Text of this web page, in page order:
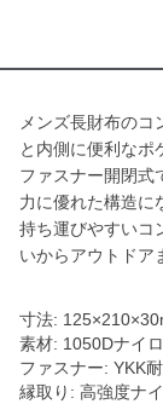
メンズ長財布の
と内側に便利なポ
ファスナー開閉式
力に優れた構造に
持ち運びやすいコ
いからアウトドア
寸法:
素材: 1050Dナイ
ファスナー: YKK
縁取り: 高強度ナ